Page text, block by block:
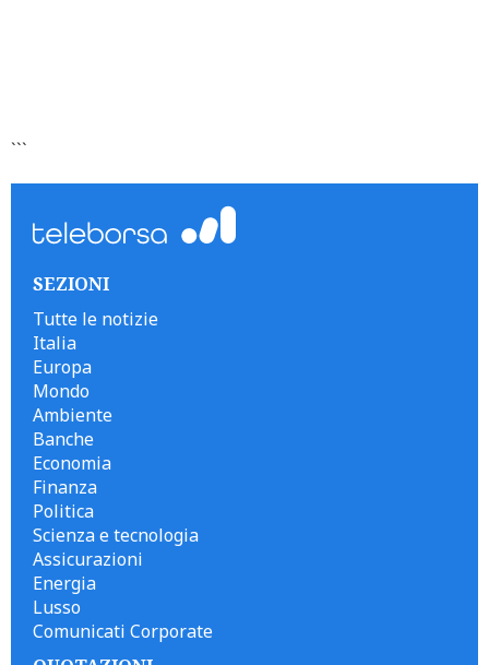
```
SEZIONI
Tutte le notizie
Italia
Europa
Mondo
Ambiente
Banche
Economia
Finanza
Politica
Scienza e tecnologia
Assicurazioni
Energia
Lusso
Comunicati Corporate